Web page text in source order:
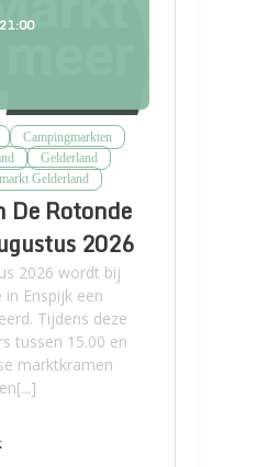
Campingmarkten
Gelderland
Gelderland
Rotonde
2026
2026 wordt bij
Enspijk een
Tijdens deze
tussen 15.00 en
marktkramen